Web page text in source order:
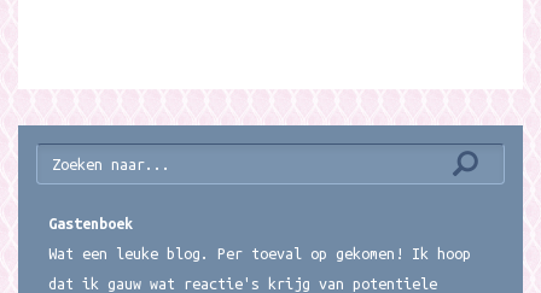
Gastenboek
Wat een leuke blog. Per toeval op gekomen! Ik hoop
dat ik gauw wat reactie's krijg van potentiele